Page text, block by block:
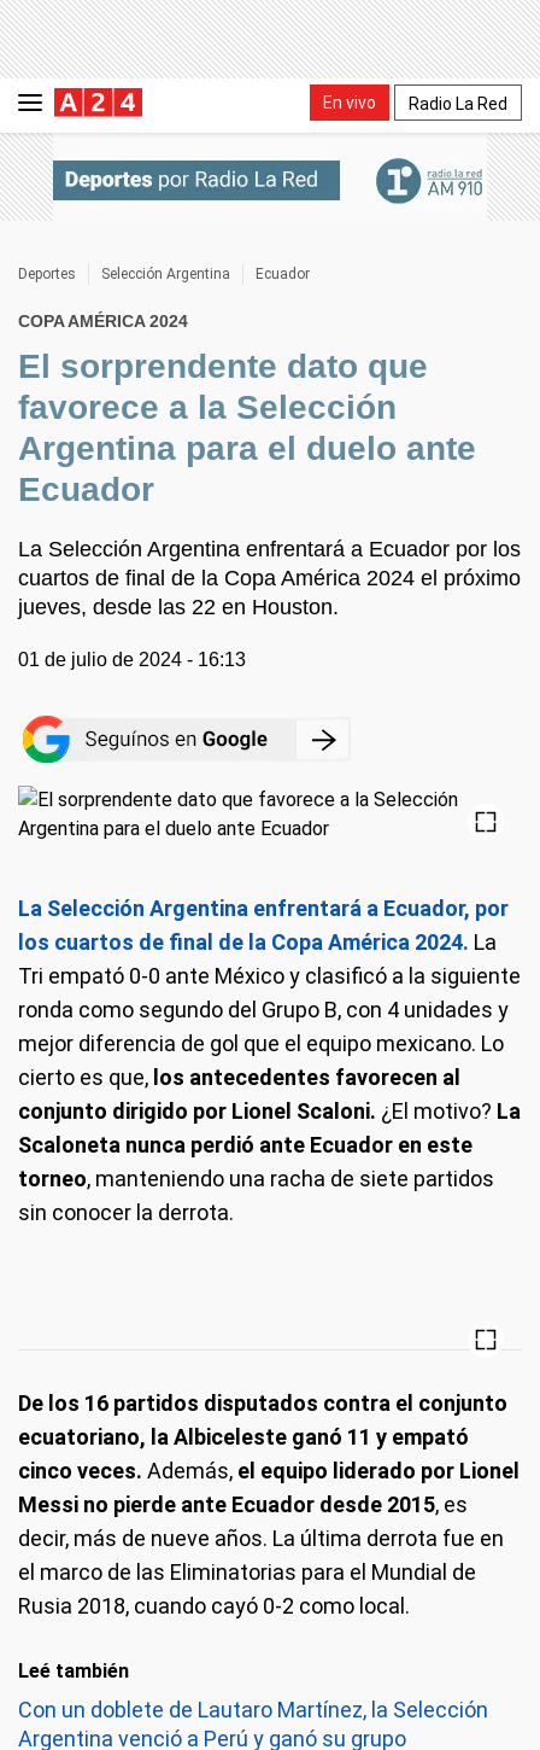
En vivo Radio La Red
Deportes Selección Argentina Ecuador
COPA AMÉRICA 2024
El sorprendente dato que
favorece a la Selección
Argentina para el duelo ante
Ecuador
La Selección Argentina enfrentará a Ecuador por los
cuartos de final de la Copa América 2024 el próximo
jueves, desde las 22 en Houston.
01 de julio de 2024 - 16:13
La Selección Argentina enfrentará a Ecuador, por
los cuartos de final de la Copa América 2024. La
Tri empató 0-0 ante México y clasificó a la siguiente
ronda como segundo del Grupo B, con 4 unidades y
mejor diferencia de gol que el equipo mexicano. Lo
cierto es que, los antecedentes favorecen al
conjunto dirigido por Lionel Scaloni. ¿El motivo? La
Scaloneta nunca perdió ante Ecuador en este
torneo, manteniendo una racha de siete partidos
sin conocer la derrota.
De los 16 partidos disputados contra el conjunto
ecuatoriano, la Albiceleste ganó 11 y empató
cinco veces. Además, el equipo liderado por Lionel
Messi no pierde ante Ecuador desde 2015, es
decir, más de nueve años. La última derrota fue en
el marco de las Eliminatorias para el Mundial de
Rusia 2018, cuando cayó 0-2 como local.
Leé también
Con un doblete de Lautaro Martínez, la Selección
Argentina venció a Perú y ganó su grupo